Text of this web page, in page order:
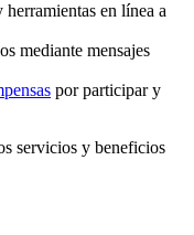
en línea a
mediante mensajes
por participar y
servicios y beneficios